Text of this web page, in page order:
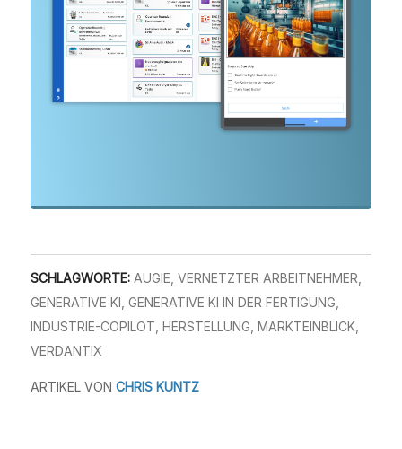
SCHLAGWORTE: AUGIE VERNETZTER ARBEITNEHMER
GENERATIVE KI GENERATIVE KI IN DER FERTIGUNG
INDUSTRIE-COPILOT HERSTELLUNG MARKTEINBLICK
VERDANTIX
ARTIKEL VON CHRIS KUNTZ